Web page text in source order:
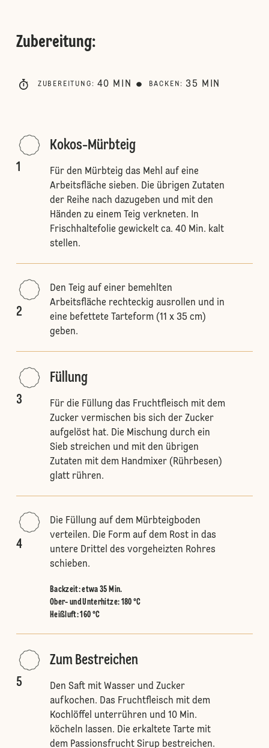
Zubereitung:
ZUBEREITUNG : 40 MIN BACKEN : 35 MIN
1
Kokos-Mürbteig
Für den Mürbteig das Mehl auf eine
Arbeitsfläche sieben. Die übrigen Zutaten
der Reihe nach dazugeben und mit den
Händen zu einem Teig verkneten. In
Frischhaltefolie gewickelt ca. 40 Min. kalt
stellen.
2
Den Teig auf einer bemehlten
Arbeitsfläche rechteckig ausrollen und in
eine befettete Tarteform (11 x 35 cm)
geben.
3
Füllung
Für die Füllung das Fruchtfleisch mit dem
Zucker vermischen bis sich der Zucker
aufgelöst hat. Die Mischung durch ein
Sieb streichen und mit den übrigen
Zutaten mit dem Handmixer (Rührbesen)
glatt rühren.
4
Die Füllung auf dem Mürbteigboden
verteilen. Die Form auf dem Rost in das
untere Drittel des vorgeheizten Rohres
schieben.
Backzeit: etwa 35 Min.
Ober- und Unterhitze: 180 °C
Heißluft:160 °C
5
Zum Bestreichen
Den Saft mit Wasser und Zucker
aufkochen. Das Fruchtfleisch mit dem
Kochlöffel unterrühren und 10 Min.
köcheln lassen. Die erkaltete Tarte mit
dem Passionsfrucht Sirup bestreichen.